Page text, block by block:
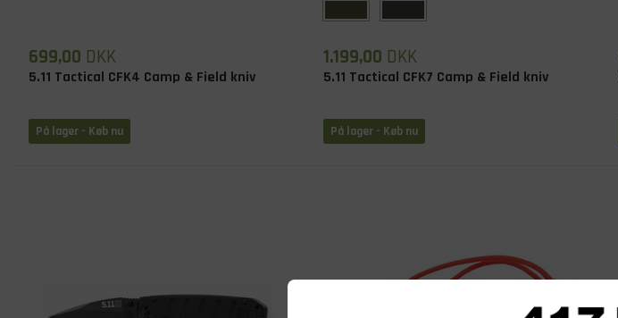
699,00 DKK
5.11 Tactical CFK4 Camp & Field kniv
På lager - Køb nu
1.199,00 DKK
5.11 Tactical CFK7 Camp & Field kniv
På lager - Køb nu